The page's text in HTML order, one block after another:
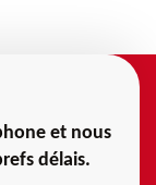
et nous
délais.